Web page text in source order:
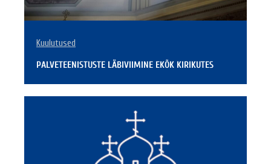
Kuulutused
PALVETEENISTUSTE LÄBIVIIMINE EKÕK KIRIKUTES